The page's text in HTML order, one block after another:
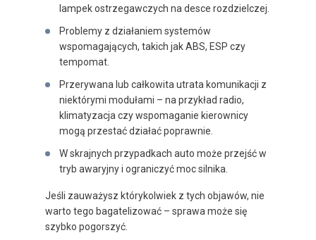
lampek ostrzegawczych na desce rozdzielczej.
Problemy z działaniem systemów
wspomagających, takich jak ABS, ESP czy
tempomat.
Przerywana lub całkowita utrata komunikacji z
niektórymi modułami – na przykład radio,
klimatyzacja czy wspomaganie kierownicy
mogą przestać działać poprawnie.
W skrajnych przypadkach auto może przejść w
tryb awaryjny i ograniczyć moc silnika.
Jeśli zauważysz którykolwiek z tych objawów, nie
warto tego bagatelizować – sprawa może się
szybko pogorszyć.